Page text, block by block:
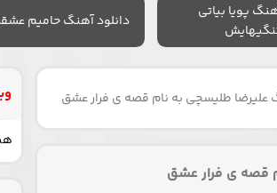
پویا بیاتی
دانلود آهنگ حامیم
علیرضا طلیسچی به نام قصه ی فرار عشق
قصه ی فرار عشق